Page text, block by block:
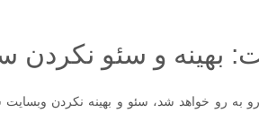
و سئو نکردن
رو خواهد شد، سئو و بهینه نکردن وبسایت